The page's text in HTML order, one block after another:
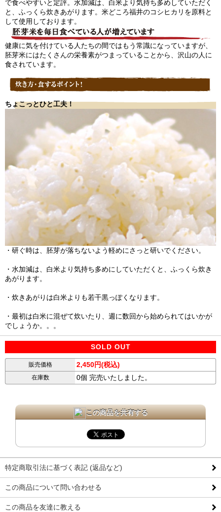
で食べやすいと定評。水加減は、白米より気持ち多めしていただく
と、ふっくら炊きあがります。米どころ福井のコシヒカリを原料と
して使用しております。
健康に気を付けている人たちの間ではもう常識になっていますが、
胚芽米にはたくさんの栄養素がつまっていることから、沢山の人に
食されています。
ちょこっとひと工夫！
・研ぐ時は、胚芽が落ちないよう軽めにさっと研いでください。
・水加減は、白米より気持ち多めにしていただくと、ふっくら炊き
あがります。
・炊きあがりは白米よりも若干黒っぽくなります。
・最初は白米に混ぜて炊いたり、週に数回から始められてはいかが
でしょうか。。。
SOLD OUT
販売価格 2,450円(税込)
在庫数 0個 完売いたしました。
この商品を共有する
特定商取引法に基づく表記 (返品など)
この商品について問い合わせる
この商品を友達に教える